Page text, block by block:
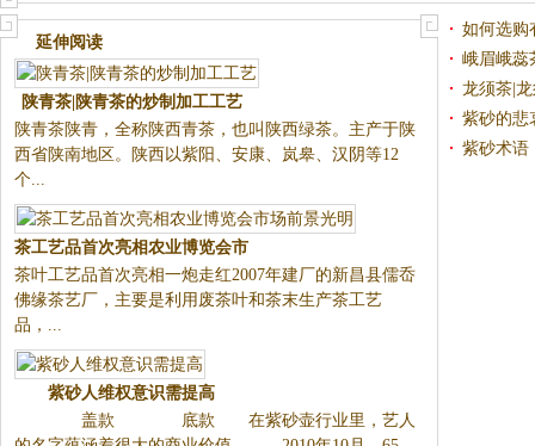
延伸阅读
陕青茶|陕青茶的炒制加工工艺
陕青茶陕青，全称陕西青茶，也
叫陕西绿茶。主产于陕西省陕南
地区。陕西以紫阳、安康、岚
茶工艺品首次亮相农业博览会市
茶叶工艺品首次亮相一炮走红200
7年建厂的新昌县儒岙佛缘茶艺
厂，主要是利用废茶叶和茶末生
盖款 底款
在紫砂壶行业里，艺人的名字蕴
涵着很大的商业价值。 2010
如何选购
峨眉峨蕊
工艺
龙须茶|
紫砂的悲
紫砂术语